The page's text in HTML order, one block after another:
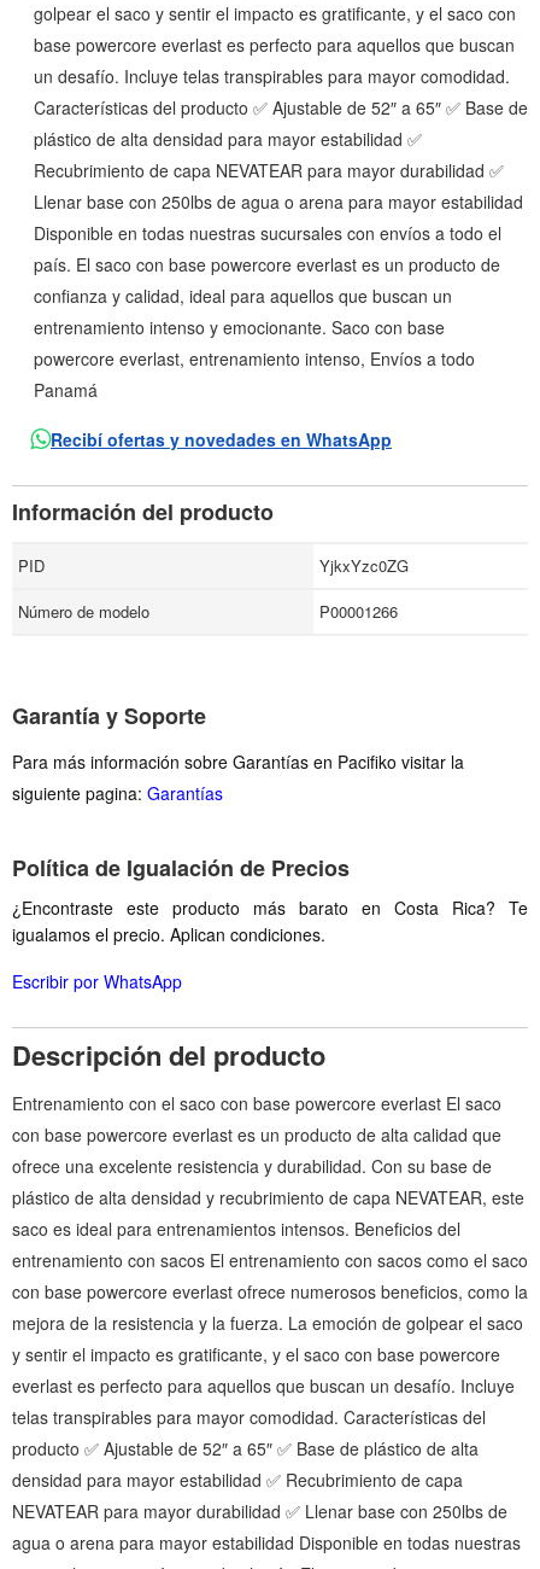
golpear el saco y sentir el impacto es gratificante, y el saco con
base powercore everlast es perfecto para aquellos que buscan
un desafío. Incluye telas transpirables para mayor comodidad.
Características del producto ✅ Ajustable de 52″ a 65″ ✅ Base de
plástico de alta densidad para mayor estabilidad ✅
Recubrimiento de capa NEVATEAR para mayor durabilidad ✅
Llenar base con 250lbs de agua o arena para mayor estabilidad
Disponible en todas nuestras sucursales con envíos a todo el
país. El saco con base powercore everlast es un producto de
confianza y calidad, ideal para aquellos que buscan un
entrenamiento intenso y emocionante. Saco con base
powercore everlast, entrenamiento intenso, Envíos a todo
Panamá
Recibí ofertas y novedades en WhatsApp
Información del producto
PID
YjkxYzc0ZG
Número de modelo
P00001266
Garantía y Soporte
Para más información sobre Garantías en Pacifiko visitar la
siguiente pagina: Garantías
Política de Igualación de Precios
¿Encontraste este producto más barato en Costa Rica? Te
igualamos el precio. Aplican condiciones.
Escribir por WhatsApp
Descripción del producto
Entrenamiento con el saco con base powercore everlast El saco
con base powercore everlast es un producto de alta calidad que
ofrece una excelente resistencia y durabilidad. Con su base de
plástico de alta densidad y recubrimiento de capa NEVATEAR, este
saco es ideal para entrenamientos intensos. Beneficios del
entrenamiento con sacos El entrenamiento con sacos como el saco
con base powercore everlast ofrece numerosos beneficios, como la
mejora de la resistencia y la fuerza. La emoción de golpear el saco
y sentir el impacto es gratificante, y el saco con base powercore
everlast es perfecto para aquellos que buscan un desafío. Incluye
telas transpirables para mayor comodidad. Características del
producto ✅ Ajustable de 52″ a 65″ ✅ Base de plástico de alta
densidad para mayor estabilidad ✅ Recubrimiento de capa
NEVATEAR para mayor durabilidad ✅ Llenar base con 250lbs de
agua o arena para mayor estabilidad Disponible en todas nuestras